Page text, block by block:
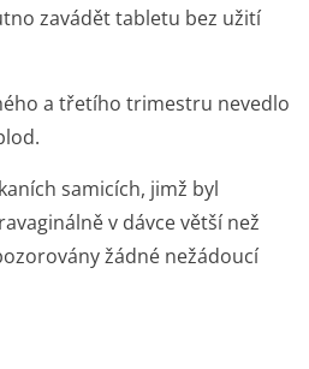
zavádět tabletu bez užití
a třetího trimestru nevedlo
samicích, jimž byl
v dávce větší než
žádné nežádoucí